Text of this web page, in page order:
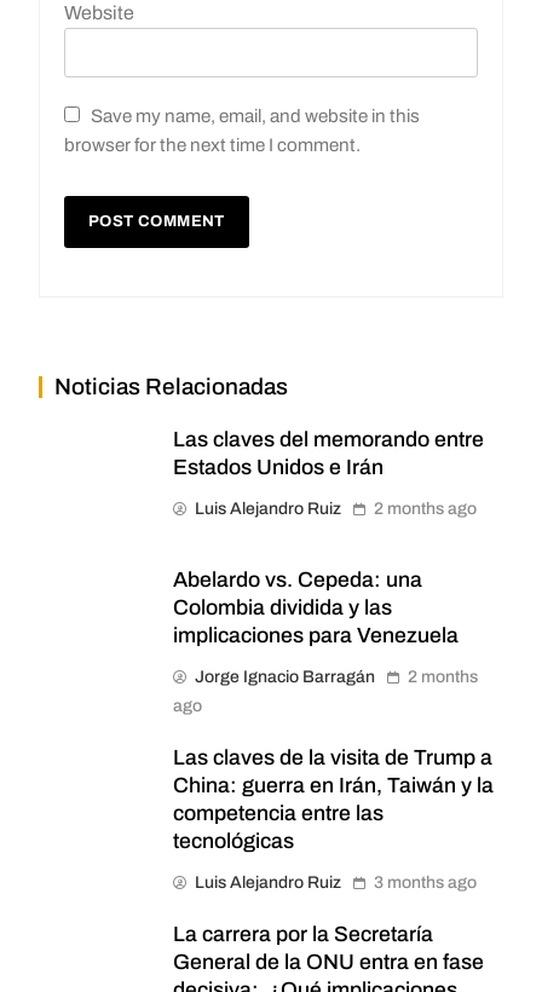
Website
Save my name, email, and website in this
browser for the next time I comment.
Noticias Relacionadas
Las claves del memorando entre
Estados Unidos e Irán
Luis Alejandro Ruiz 2 months ago
Abelardo vs. Cepeda: una
Colombia dividida y las
implicaciones para Venezuela
Jorge Ignacio Barragán
2 months
ago
Las claves de la visita de Trump a
China: guerra en Irán, Taiwán y la
competencia entre las
tecnológicas
Luis Alejandro Ruiz 3 months ago
La carrera por la Secretaría
General de la ONU entra en fase